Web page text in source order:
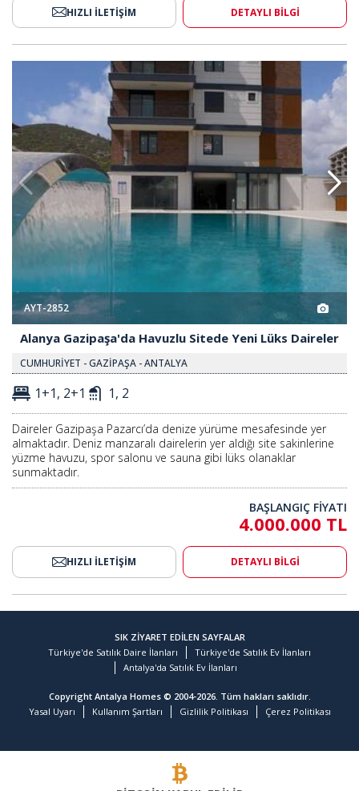
HIZLI İLETİŞİM DETAYLI BİLGİ
Sitede Yeni Lüks Daireler 2 Alanya Gazipaşa'da Havuzlu
AYT-2852
Alanya Gazipaşa'da Havuzlu Sitede Yeni Lüks Daireler
CUMHURİYET - GAZİPAŞA - ANTALYA
1+1, 2+1 1, 2
Daireler Gazipaşa Pazarcı’da denize yürüme mesafesinde yer
almaktadır. Deniz manzaralı dairelerin yer aldığı site sakinlerine
yüzme havuzu, spor salonu ve sauna gibi lüks olanaklar
sunmaktadır.
BAŞLANGIÇ FİYATI
4.000.000 TL
HIZLI İLETİŞİM DETAYLI BİLGİ
SIK ZİYARET EDİLEN SAYFALAR
Türkiye'de Satılık Daire İlanları
Türkiye'de Satılık Ev İlanları
Antalya'da Satılık Ev İlanları
Copyright Antalya Homes © 2004-2026. Tüm hakları saklıdır.
Yasal Uyarı
Kullanım Şartları Gizlilik Politikası Çerez Politikası